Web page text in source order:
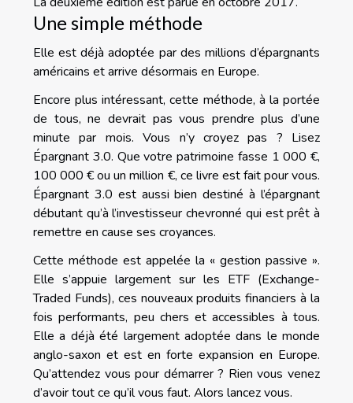
Une simple méthode
Elle est déjà adoptée par des millions d’épargnants
américains et arrive désormais en Europe.
Encore plus intéressant, cette méthode, à la portée
de tous, ne devrait pas vous prendre plus d’une
minute par mois. Vous n’y croyez pas ? Lisez
Épargnant 3.0. Que votre patrimoine fasse 1 000 €,
100 000 € ou un million €, ce livre est fait pour vous.
Épargnant 3.0 est aussi bien destiné à l’épargnant
débutant qu’à l’investisseur chevronné qui est prêt à
remettre en cause ses croyances.
Cette méthode est appelée la « gestion passive ».
Elle s’appuie largement sur les ETF (Exchange-
Traded Funds), ces nouveaux produits financiers à la
fois performants, peu chers et accessibles à tous.
Elle a déjà été largement adoptée dans le monde
anglo-saxon et est en forte expansion en Europe.
Qu’attendez vous pour démarrer ? Rien vous venez
d’avoir tout ce qu’il vous faut. Alors lancez vous.